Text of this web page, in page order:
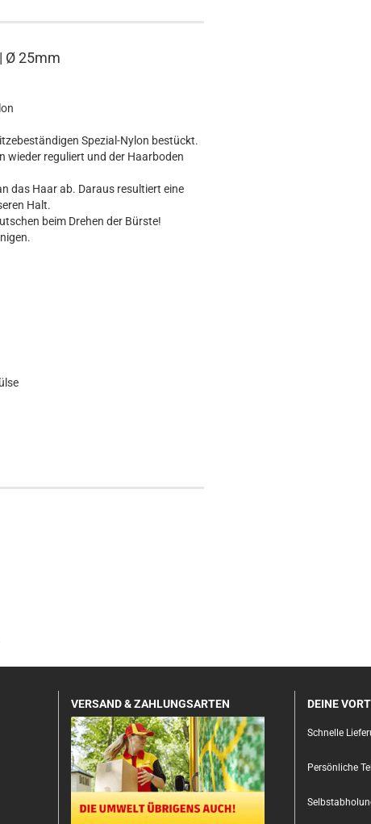
Ø 25mm
Spezial-Nylon bestückt.
wieder reguliert und der Haarboden
das Haar ab. Daraus resultiert eine
Halt.
beim Drehen der Bürste!
VERSAND & ZAHLUNGSARTEN DEINE
Schnelle
Persönliche